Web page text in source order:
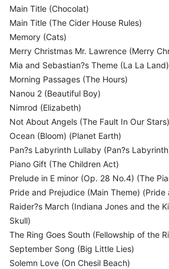
Main Title (Chocolat)
Main Title (The Cider House Rules)
Memory (Cats)
Merry Christmas Mr. Lawrence (Merry
Mia and Sebastian?s Theme (La La Land)
Morning Passages (The Hours)
Nanou 2 (Beautiful Boy)
Nimrod (Elizabeth)
Not About Angels (The Fault In Our Stars)
Ocean (Bloom) (Planet Earth)
Pan?s Labyrinth Lullaby (Pan?s
Piano Gift (The Children Act)
Prelude in E minor (Op. 28 No.4) (The
Pride and Prejudice (Main Theme) (Pride
Raider?s March (Indiana Jones and the
Skull)
The Ring Goes South (Fellowship of the
September Song (Big Little Lies)
Solemn Love (On Chesil Beach)